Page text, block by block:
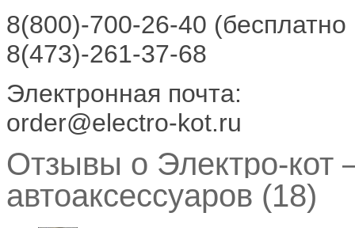
8(800)-700-26-40 (бесплатно
8(473)-261-37-68
Электронная почта:
order@electro-kot.ru
Отзывы о Электро-кот
автоаксессуаров (18)